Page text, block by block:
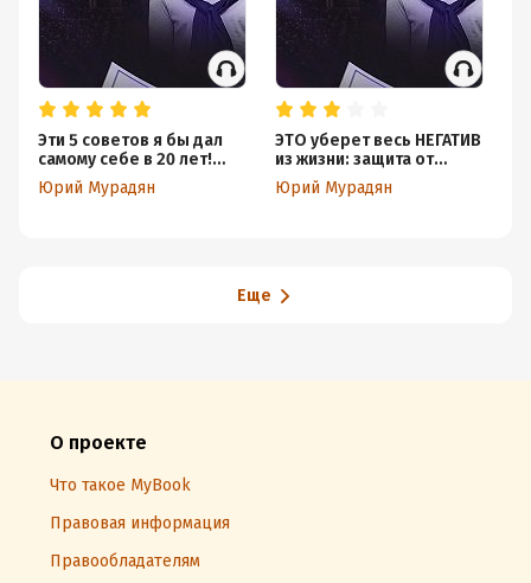
Эти 5 советов я бы дал
самому себе в 20 лет!
Посмотри один раз и
сэкономь годы своей
Юрий Мурадян
ЭТО уберет весь НЕГАТИВ
из жизни: защита от
токсичных эмоций
окружающих
Юрий Мурадян
Еще
О проекте
Что такое MyBook
Правовая информация
Правообладателям